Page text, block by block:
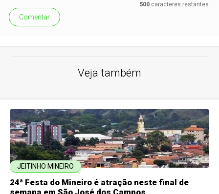
500caracteres restantes.
Comentar
Veja também
JEITINHO MINEIRO
24ª Festa do Mineiro é atração neste final de
semana em São José dos Campos